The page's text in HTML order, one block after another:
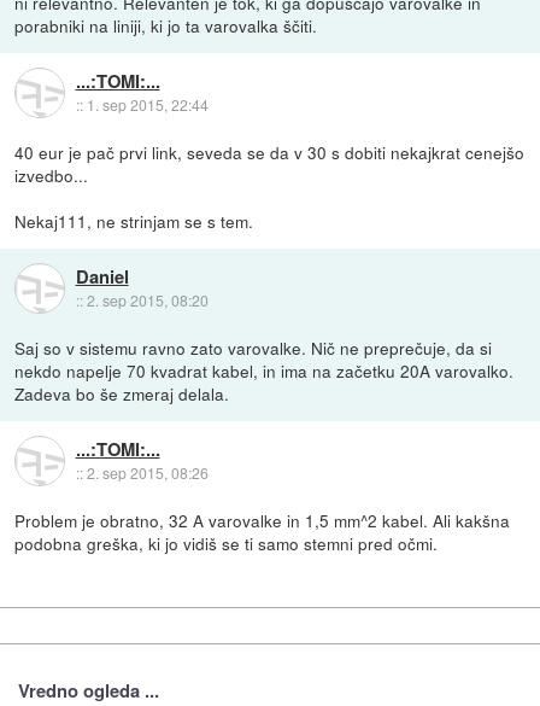
porabniki na liniji, ki jo ta varovalka ščiti.
...:TOMI:...
:: 1. sep 2015, 22:44
40 eur je pač prvi link, seveda se da v 30 s dobiti nekajkrat cenejšo
izvedbo...
Nekaj111, ne strinjam se s tem.
Daniel
::2. sep 2015, 08:20
Saj so v sistemu ravno zato varovalke. Nič ne preprečuje, da si
nekdo napelje 70 kvadrat kabel, in ima na začetku 20A varovalko.
Zadeva bo še zmeraj delala.
...:TOMI:...
::2. sep 2015, 08:26
Problem je obratno, 32 A varovalke in 1,5 mm^2 kabel. Ali kakšna
podobna greška, ki jo vidiš se ti samo stemni pred očmi.
Vredno ogleda ...